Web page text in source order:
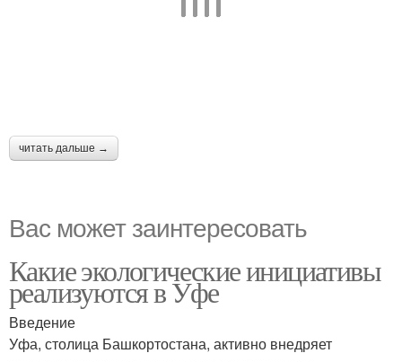
читать дальше →
Вас может заинтересовать
Какие экологические инициативы
реализуются в Уфе
Введение
Уфа, столица Башкортостана, активно внедряет